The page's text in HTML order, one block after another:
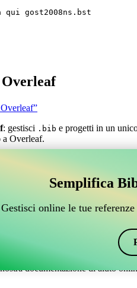
qui gost2008ns.bst
: gestisci .bib e progetti in un
a Overleaf.
per gestire i tuoi
online per gestire i tuoi
citazioni e bibliografia
Overleaf.
in vari stili, incluso
documentazione di aiuto
Semplifica
Gestisci online le tue